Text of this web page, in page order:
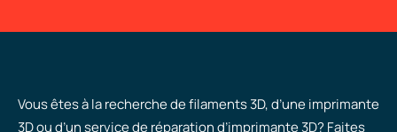
Vous êtes à la recherche de filaments 3D, d’une imprimante
3D ou d’un service de réparation d’imprimante 3D? Faites